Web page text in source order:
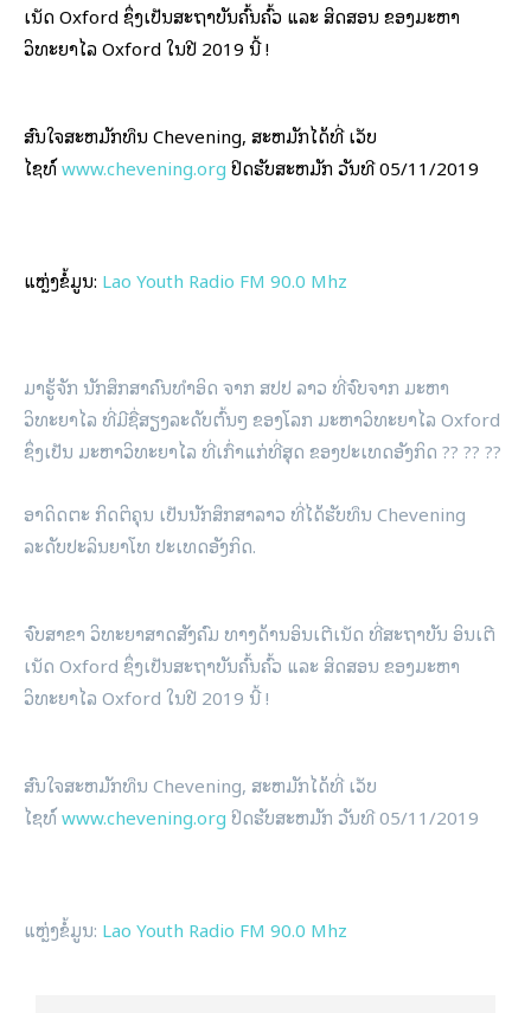
ເນັດ Oxford ຊຶ່ງເປັນສະຖາບັນຄົ້ນຄົ້ວ ແລະ ສິດສອນ ຂອງມະຫາ
ວິທະຍາໄລ Oxford ໃນປີ 2019 ນີ້ !
ສົນໃຈສະຫມັກທຶນ Chevening, ສະຫມັກໄດ້ທີ່ ເວັບ
ໄຊທ໌www.chevening.org ປິດຮັບສະຫມັກ ວັນທີ 05/11/2019
ແຫຼ່ງຂໍ້ມູນ: Lao Youth Radio FM 90.0 Mhz
ມາຮູ້ຈັກ ນັກສຶກສາຄົນທໍາອິດ ຈາກ ສປປ ລາວ ທີ່ຈົບຈາກ ມະຫາ
ວິທະຍາໄລ ທີ່ມີຊື່ສຽງລະດັບຕົ້ນໆ ຂອງໂລກ ມະຫາວິທະຍາໄລ Oxford
ຊຶ່ງເປັນ ມະຫາວິທະຍາໄລ ທີ່ເກົ່າແກ່ທີ່ສຸດ ຂອງປະເທດອັງກິດ ?? ?? ??
ອາດິດຕະ ກິດຕິຄຸນ ເປັນນັກສຶກສາລາວ ທີ່ໄດ້ຮັບທຶນ Chevening
ລະດັບປະລິນຍາໂທ ປະເທດອັງກິດ.
ຈົບສາຂາ ວິທະຍາສາດສັງຄົມ ທາງດ້ານອິນເຕີເນັດ ທີ່ສະຖາບັນ ອິນເຕີ
ເນັດ Oxford ຊຶ່ງເປັນສະຖາບັນຄົ້ນຄົ້ວ ແລະ ສິດສອນ ຂອງມະຫາ
ວິທະຍາໄລ Oxford ໃນປີ 2019 ນີ້ !
ສົນໃຈສະຫມັກທຶນ Chevening, ສະຫມັກໄດ້ທີ່ ເວັບ
ໄຊທ໌www.chevening.org ປິດຮັບສະຫມັກ ວັນທີ 05/11/2019
ແຫຼ່ງຂໍ້ມູນ: Lao Youth Radio FM 90.0 Mhz